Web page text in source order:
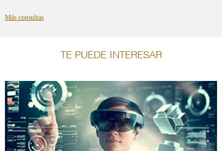
España?
Más consultas
TE PUEDE INTERESAR